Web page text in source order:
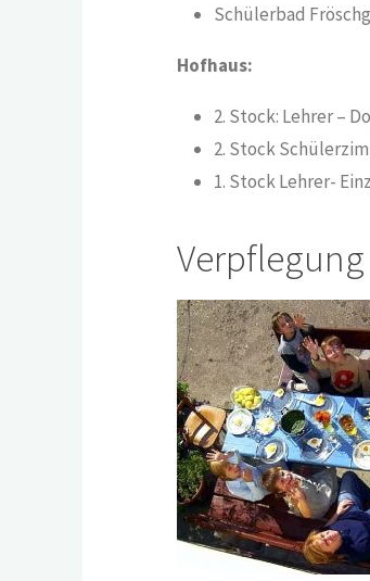
Schülerbad
Hofhaus:
2. Stock: Lehrer –
2. Stock
1. Stock Lehrer-
Verpflegung